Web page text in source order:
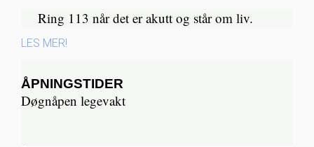
Ring 113 når det er akutt og står om liv.​
LES MER!
ÅPNINGSTIDER
Døgnåpen legevakt